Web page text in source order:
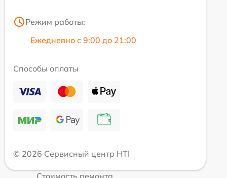
Режим работы:
Ежедневно с 9:00 до 21:00
Способы оплаты
© 2026 Сервисный центр HTI
Стоимость ремонта